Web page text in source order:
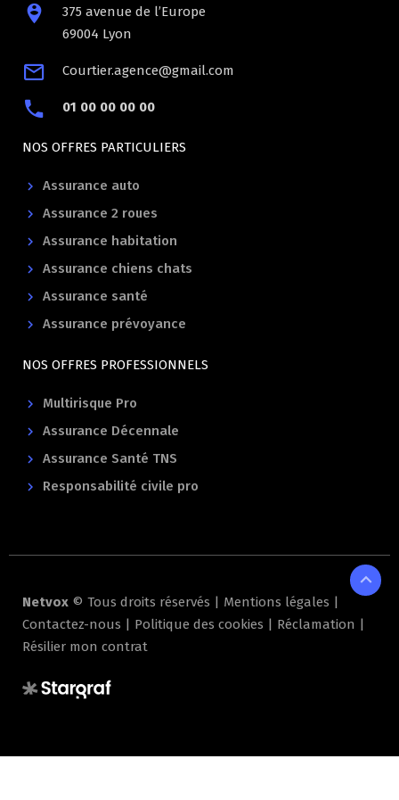
375 avenue de l’Europe
69004 Lyon
Courtier.agence@gmail.com
01 00 00 00 00
NOS OFFRES PARTICULIERS
Assurance auto
Assurance 2 roues
Assurance habitation
Assurance chiens chats
Assurance santé
Assurance prévoyance
NOS OFFRES PROFESSIONNELS
Multirisque Pro
Assurance Décennale
Assurance Santé TNS
Responsabilité civile pro
Netvox © Tous droits réservés | Mentions légales |
Contactez-nous | Politique des cookies | Réclamation |
Résilier mon contrat
expand_less